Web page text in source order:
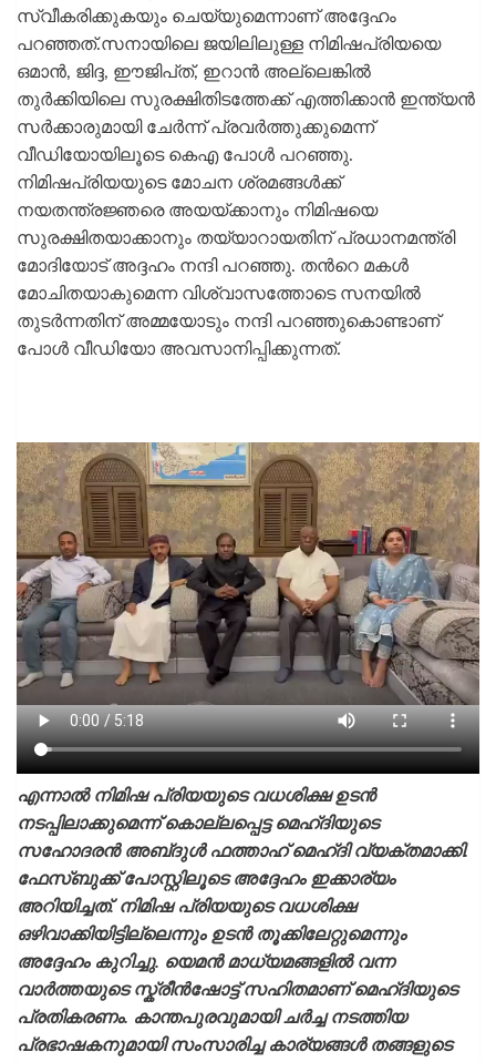
സ്വീകരിക്കുകയും ചെയ്യുമെന്നാണ് അദ്ദേഹം
പറഞ്ഞത്.സനായിലെ ജയിലിലുള്ള നിമിഷപ്രിയയെ
ഒമാൻ, ജിദ്ദ, ഈജിപ്‌ത്, ഇറാൻ അല്ലെങ്കിൽ
തുർക്കിയിലെ സുരക്ഷിതിടത്തേക്ക് എത്തിക്കാന്‍ ഇന്ത്യൻ
സർക്കാരുമായി ചേർന്ന് പ്രവര്‍ത്തുക്കുമെന്ന്
വീഡിയോയിലൂടെ കെഎ പോൾ പറഞ്ഞു.
നിമിഷപ്രിയയുടെ മോചന ശ്രമങ്ങൾക്ക്
നയതന്ത്രജ്ഞരെ അയയ്ക്കാനും നിമിഷയെ
സുരക്ഷിതയാക്കാനും തയ്യാറായതിന് പ്രധാനമന്ത്രി
മോദിയോട് അദ്ദഹം നന്ദി പറഞ്ഞു. തന്‍റെ മകള്‍
മോചിതയാകുമെന്ന വിശ്വാസത്തോടെ സനയില്‍
തുടര്‍ന്നതിന് അമ്മയോടും നന്ദി പറഞ്ഞുകൊണ്ടാണ്
പോൾ വീഡിയോ അവസാനിപ്പിക്കുന്നത്.
എന്നാല്‍ നിമിഷ പ്രിയയുടെ വധശിക്ഷ ഉടന്‍
നടപ്പിലാക്കുമെന്ന് കൊല്ലപ്പെട്ട മെഹ്ദിയുടെ
സഹോദരന്‍ അബ്‌ദുള്‍ ഫത്താഹ് മെഹ്ദി വ്യക്തമാക്കി.
ഫേസ്‌ബുക്ക് പോസ്റ്റിലൂടെ അദ്ദേഹം ഇക്കാര്യം
അറിയിച്ചത്. നിമിഷ പ്രിയയുടെ വധശിക്ഷ
ഒഴിവാക്കിയിട്ടില്ലെന്നും ഉടൻ തൂക്കിലേറ്റുമെന്നും
അദ്ദേഹം കുറിച്ചു. യെമന്‍ മാധ്യമങ്ങളില്‍ വന്ന
വാര്‍ത്തയുടെ സ്ക്രീന്‍ഷോട്ട് സഹിതമാണ് മെഹ്ദിയുടെ
പ്രതികരണം. കാന്തപുരവുമായി ചര്‍ച്ച നടത്തിയ
പ്രഭാഷകനുമായി സംസാരിച്ച കാര്യങ്ങള്‍ തങ്ങളുടെ